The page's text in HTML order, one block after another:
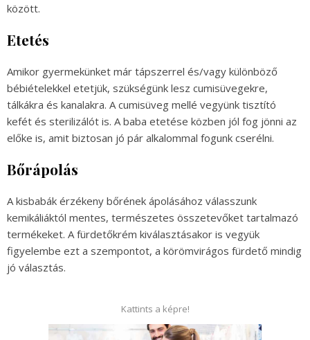
között.
Etetés
Amikor gyermekünket már tápszerrel és/vagy különböző
bébiételekkel etetjük, szükségünk lesz cumisüvegekre,
tálkákra és kanalakra. A cumisüveg mellé vegyünk tisztító
kefét és sterilizálót is. A baba etetése közben jól fog jönni az
előke is, amit biztosan jó pár alkalommal fogunk cserélni.
Bőrápolás
A kisbabák érzékeny bőrének ápolásához válasszunk
kemikáliáktól mentes, természetes összetevőket tartalmazó
termékeket. A fürdetőkrém kiválasztásakor is vegyük
figyelembe ezt a szempontot, a körömvirágos fürdető mindig
jó választás.
Kattints a képre!